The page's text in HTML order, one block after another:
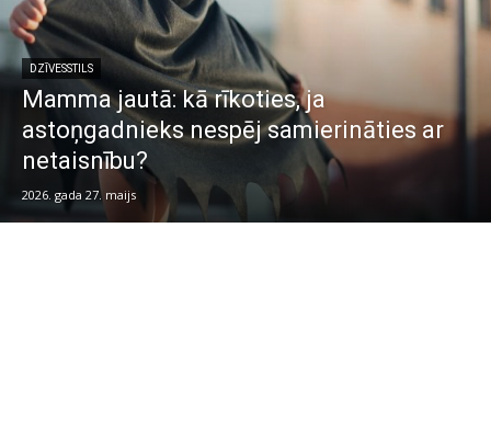
DZĪVESSTILS
Mamma jautā: kā rīkoties, ja
astoņgadnieks nespēj samierināties ar
netaisnību?
2026. gada 27. maijs